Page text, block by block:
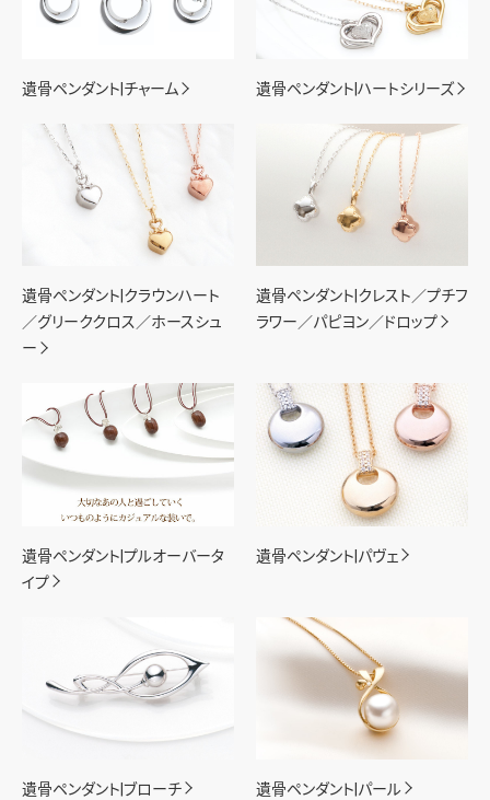
遺骨ペンダント|チャーム 遺骨ペンダント|ハートシリーズ
遺骨ペンダント|クラウンハート
／グリーククロス／ホースシュ
ー
遺骨ペンダント|クレスト／プチフ
ラワー／パピヨン／ドロップ
遺骨ペンダント|プルオーバータ
イプ
遺骨ペンダント|パヴェ
遺骨ペンダント|ブローチ 遺骨ペンダント|パール